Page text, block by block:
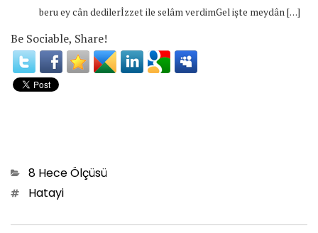
beru ey cân dedilerİzzet ile selâm verdimGel işte meydân […]
Be Sociable, Share!
Categories
8 Hece Ölçüsü
TagsHatayi